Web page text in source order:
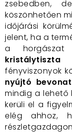
zsebedben,
köszönhetően
időjárási
jelent, ha a
a horgászat
kristálytiszta
fényviszonyok
nyújtó bevonat
mindig a lehető
kerüli el a
elég ahhoz,